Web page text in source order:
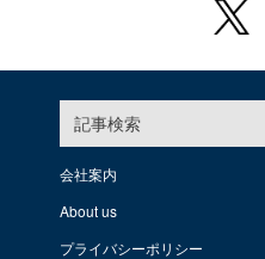
記事検索
会社案内
About us
プライバシーポリシー